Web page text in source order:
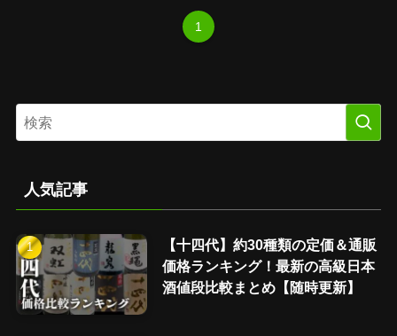
1
人気記事
【十四代】約30種類の定価＆通販
価格ランキング！最新の高級日本
酒値段比較まとめ【随時更新】